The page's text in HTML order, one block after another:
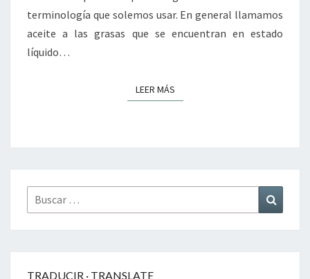
terminología que solemos usar. En general llamamos
aceite a las grasas que se encuentran en estado
líquido…
LEER MÁSLEER MÁS
Buscar
por:
TRADUCIR · TRANSLATE